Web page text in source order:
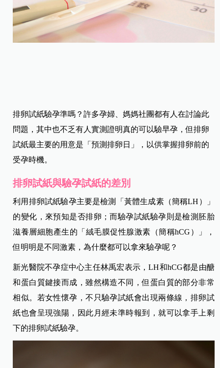
排卵試紙驗孕準嗎？許多孕婦、媽媽社團都有人在討論此
問題，其中也不乏有人實測證明真的可以驗早孕，但排卵
試紙最主要的用意是「預測排卵日」，以供掌握排卵前的
受孕時機。
排卵試紙與驗孕試紙的差別
利用排卵試紙驗孕主要是檢測「黃體生成素（簡稱LH）」
的變化，來預知是否排卵；而驗孕試紙驗孕則是檢測胚胎
滋養層細胞產生的「絨毛膜促性腺激素（簡稱hCG）」，
但明明是不同激素，為什麼都可以拿來驗孕呢？
新光醫院不孕症中心主任林禹宏表示，LH和hCG都是由醣
和蛋白質鍵接而成，雖然構造不同，但蛋白質的部分非常
相似。若女性懷孕，不只驗孕試紙會出現兩條線，排卵試
紙也會呈現強陽，因此月經未準時報到，就可以拿手上剩
下的排卵試紙驗孕。